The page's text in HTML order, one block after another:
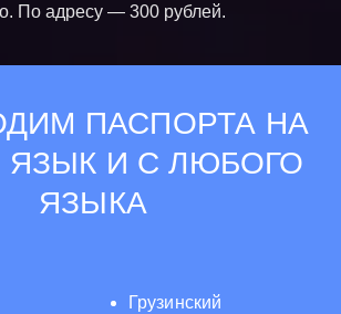
По адресу — 300 рублей.
ПАСПОРТА НА
И С ЛЮБОГО
ЯЗЫКА
Грузинский